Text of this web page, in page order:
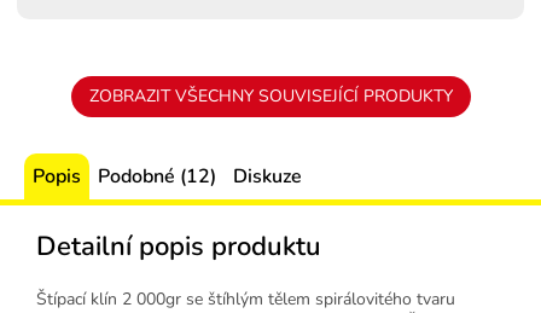
ZOBRAZIT VŠECHNY SOUVISEJÍCÍ PRODUKTY
Popis Podobné (12) Diskuze
Detailní popis produktu
Štípací klín 2 000gr se štíhlým tělem spirálovitého tvaru